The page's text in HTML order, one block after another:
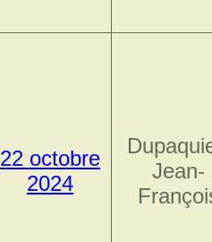
22 octobre
2024
Jean-